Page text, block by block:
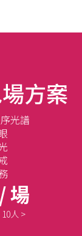
方案
光譜
場
人 >